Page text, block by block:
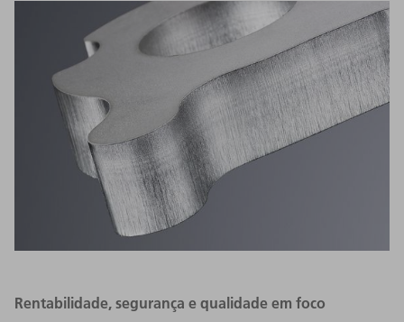
Rentabilidade, segurança e qualidade em foco